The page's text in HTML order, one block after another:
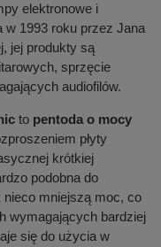
elektronowe i
w 1993 roku przez Jana
jej produkty są
sprzęcie
audiofilów.
to pentoda o mocy
płyty
krótkiej
podobna do
nieco mniejszą moc, co
wymagających bardziej
się do użycia w